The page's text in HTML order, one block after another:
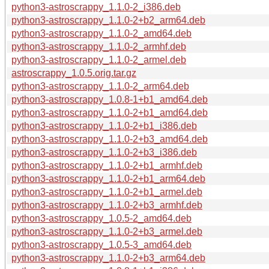
python3-astroscrappy_1.1.0-2_i386.deb
python3-astroscrappy_1.1.0-2+b2_arm64.deb
python3-astroscrappy_1.1.0-2_amd64.deb
python3-astroscrappy_1.1.0-2_armhf.deb
python3-astroscrappy_1.1.0-2_armel.deb
astroscrappy_1.0.5.orig.tar.gz
python3-astroscrappy_1.1.0-2_arm64.deb
python3-astroscrappy_1.0.8-1+b1_amd64.deb
python3-astroscrappy_1.1.0-2+b1_amd64.deb
python3-astroscrappy_1.1.0-2+b1_i386.deb
python3-astroscrappy_1.1.0-2+b3_amd64.deb
python3-astroscrappy_1.1.0-2+b3_i386.deb
python3-astroscrappy_1.1.0-2+b1_armhf.deb
python3-astroscrappy_1.1.0-2+b1_arm64.deb
python3-astroscrappy_1.1.0-2+b1_armel.deb
python3-astroscrappy_1.1.0-2+b3_armhf.deb
python3-astroscrappy_1.0.5-2_amd64.deb
python3-astroscrappy_1.1.0-2+b3_armel.deb
python3-astroscrappy_1.0.5-3_amd64.deb
python3-astroscrappy_1.1.0-2+b3_arm64.deb